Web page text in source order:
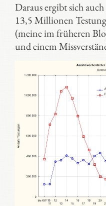
Daraus ergibt sich
13,5 Millionen
(meine im früheren
und einem